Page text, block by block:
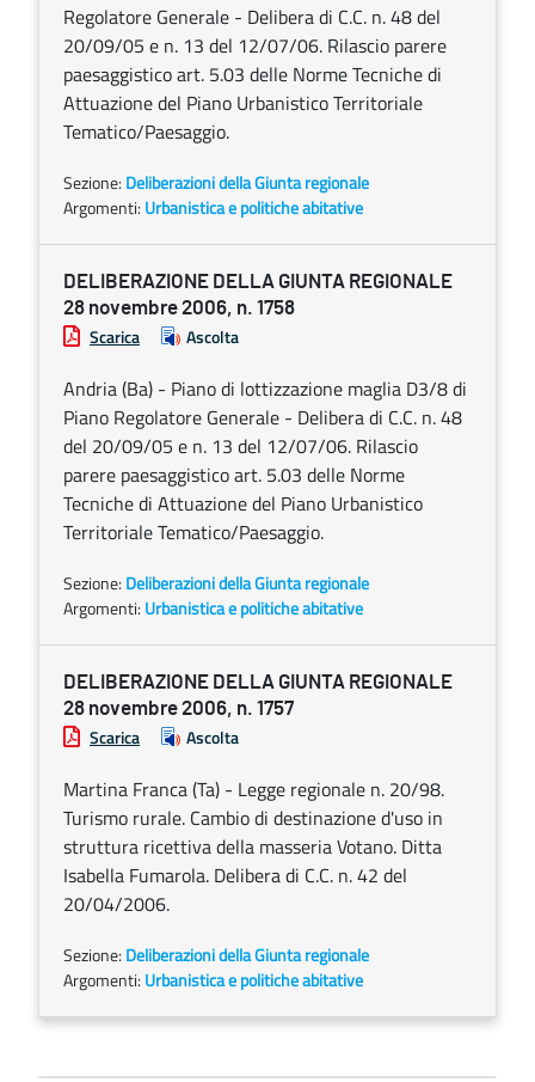
Regolatore Generale - Delibera di C.C. n. 48 del
20/09/05 e n. 13 del 12/07/06. Rilascio parere
paesaggistico art. 5.03 delle Norme Tecniche di
Attuazione del Piano Urbanistico Territoriale
Tematico/Paesaggio.
Sezione: Deliberazioni della Giunta regionale
Argomenti: Urbanistica e politiche abitative
DELIBERAZIONE DELLA GIUNTA REGIONALE
28 novembre 2006, n. 1758
Scarica Ascolta
Andria (Ba) - Piano di lottizzazione maglia D3/8 di
Piano Regolatore Generale - Delibera di C.C. n. 48
del 20/09/05 e n. 13 del 12/07/06. Rilascio
parere paesaggistico art. 5.03 delle Norme
Tecniche di Attuazione del Piano Urbanistico
Territoriale Tematico/Paesaggio.
Sezione: Deliberazioni della Giunta regionale
Argomenti: Urbanistica e politiche abitative
DELIBERAZIONE DELLA GIUNTA REGIONALE
28 novembre 2006, n. 1757
Scarica Ascolta
Martina Franca (Ta) - Legge regionale n. 20/98.
Turismo rurale. Cambio di destinazione d'uso in
struttura ricettiva della masseria Votano. Ditta
Isabella Fumarola. Delibera di C.C. n. 42 del
20/04/2006.
Sezione: Deliberazioni della Giunta regionale
Argomenti: Urbanistica e politiche abitative